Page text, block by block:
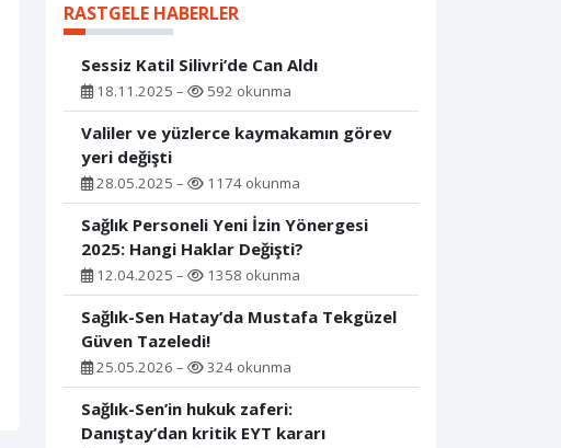
RASTGELE HABERLER
Sessiz Katil Silivri’de Can Aldı
18.11.2025 – 592 okunma
Valiler ve yüzlerce kaymakamın görev
yeri değişti
28.05.2025 – 1174 okunma
Sağlık Personeli Yeni İzin Yönergesi
2025: Hangi Haklar Değişti?
12.04.2025 – 1358 okunma
Sağlık-Sen Hatay’da Mustafa Tekgüzel
Güven Tazeledi!
25.05.2026 – 324 okunma
Sağlık-Sen’in hukuk zaferi:
Danıştay’dan kritik EYT kararı